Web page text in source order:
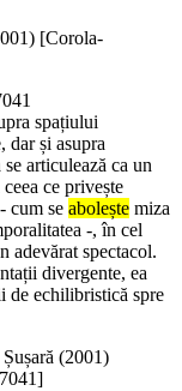
) [Corola-
spațiului
dar și asupra
articulează ca un
ce privește
cum se abolește miza
-, în cel
adevărat spectacol.
divergente, ea
de echilibristică spre
(2001)